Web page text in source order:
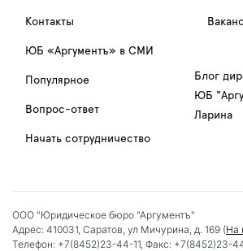
Контакты
ЮБ «Аргументъ» в СМИ
Популярное
Вопрос-ответ
Начать сотрудничество
Блог
ЮБ
Ларина
ООО "Юридическое бюро "Аргументъ"
Адрес: 410031, Саратов, ул Мичурина, д. 169 (На
Телефон: +7(8452)23-44-11, Факс: +7(8452)23-